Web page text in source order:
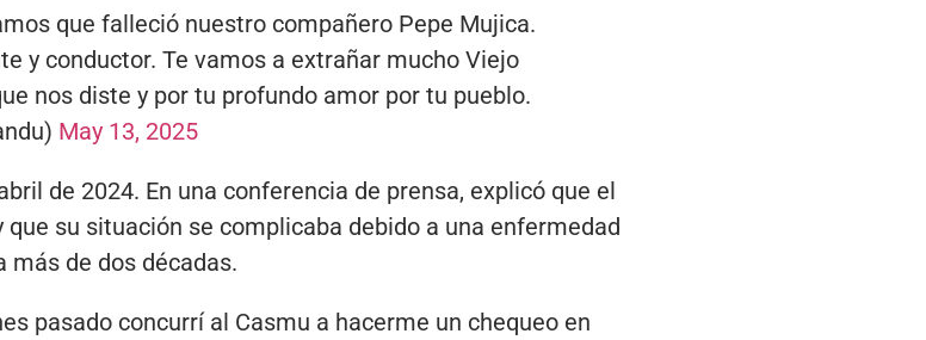
que falleció nuestro compañero Pepe Mujica.
y conductor. Te vamos a extrañar mucho Viejo
nos diste y por tu profundo amor por tu pueblo.
May 13, 2025
de 2024. En una conferencia de prensa, explicó que el
su situación se complicaba debido a una enfermedad
más de dos décadas.
pasado concurrí al Casmu a hacerme un chequeo en